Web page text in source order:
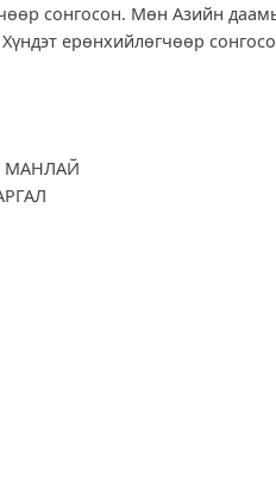
сонгосон. Мөн Азийн
ерөнхийлөгчөөр
МАНЛАЙ